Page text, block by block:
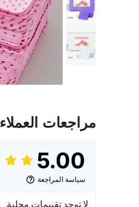
مراجعات العملاء
5.00
سياسة المراجعة
لا توجد تقييمات محلية